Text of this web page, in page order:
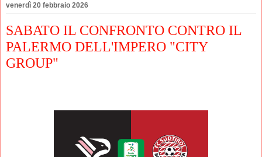
venerdì 20 febbraio 2026
SABATO IL CONFRONTO CONTRO IL
PALERMO DELL'IMPERO "CITY
GROUP"